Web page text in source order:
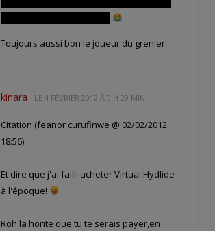
Toujours aussi bon le joueur du grenier.
kinara LE 4 FÉVRIER 2012 À 0 H 29 MIN
Citation (feanor curufinwe @ 02/02/2012
18:56)
Et dire que j'ai failli acheter Virtual Hydlide
à l'époque!
Roh la honte que tu te serais payer,en